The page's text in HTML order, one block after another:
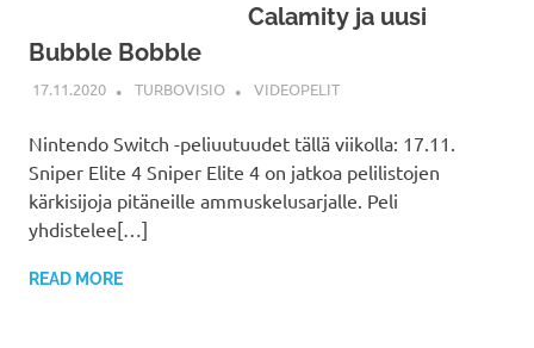
Calamity ja uusi
Bubble Bobble
17.11.2020 TURBOVISIO VIDEOPELIT
Nintendo Switch -peliuutuudet tällä viikolla: 17.11.
Sniper Elite 4 Sniper Elite 4 on jatkoa pelilistojen
kärkisijoja pitäneille ammuskelusarjalle. Peli
yhdistelee[…]
READ MORE